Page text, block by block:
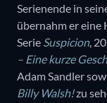
Serienende in
übernahm er
Serie Suspicion,
– Eine kurze
Adam Sandler
Billy Walsh!zu